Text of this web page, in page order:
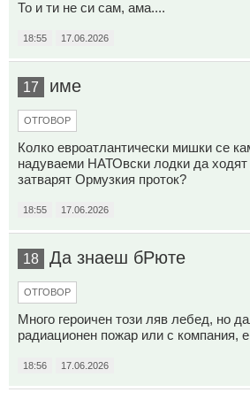
То и ти не си сам, ама....
18:55 17.06.2026
17 име
ОТГОВОР
Колко евроатлантически мишки се
надуваеми НАТОвски лодки да ходят
затварят Ормузкия проток?
18:55 17.06.2026
18 Да знаеш бРюте
ОТГОВОР
Много героичен този ляв лебед, но
радиационен пожар или с компания, е
18:56 17.06.2026